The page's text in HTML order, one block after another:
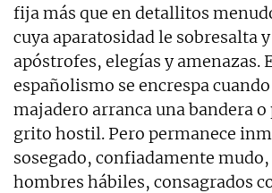
fija más que en detallitos
cuya aparatosidad le sobresalta
apóstrofes, elegías y amenazas.
españolismo se encrespa
majadero arranca una bandera
grito hostil. Pero permanece
sosegado, confiadamente
hombres hábiles, consagrados